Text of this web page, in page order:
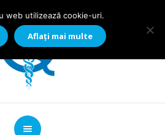
web utilizează cookie-uri.
Aflați mai multe